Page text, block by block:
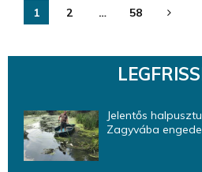
Bejegyzések
1 2 … 58
Jelentős
Zagyvába